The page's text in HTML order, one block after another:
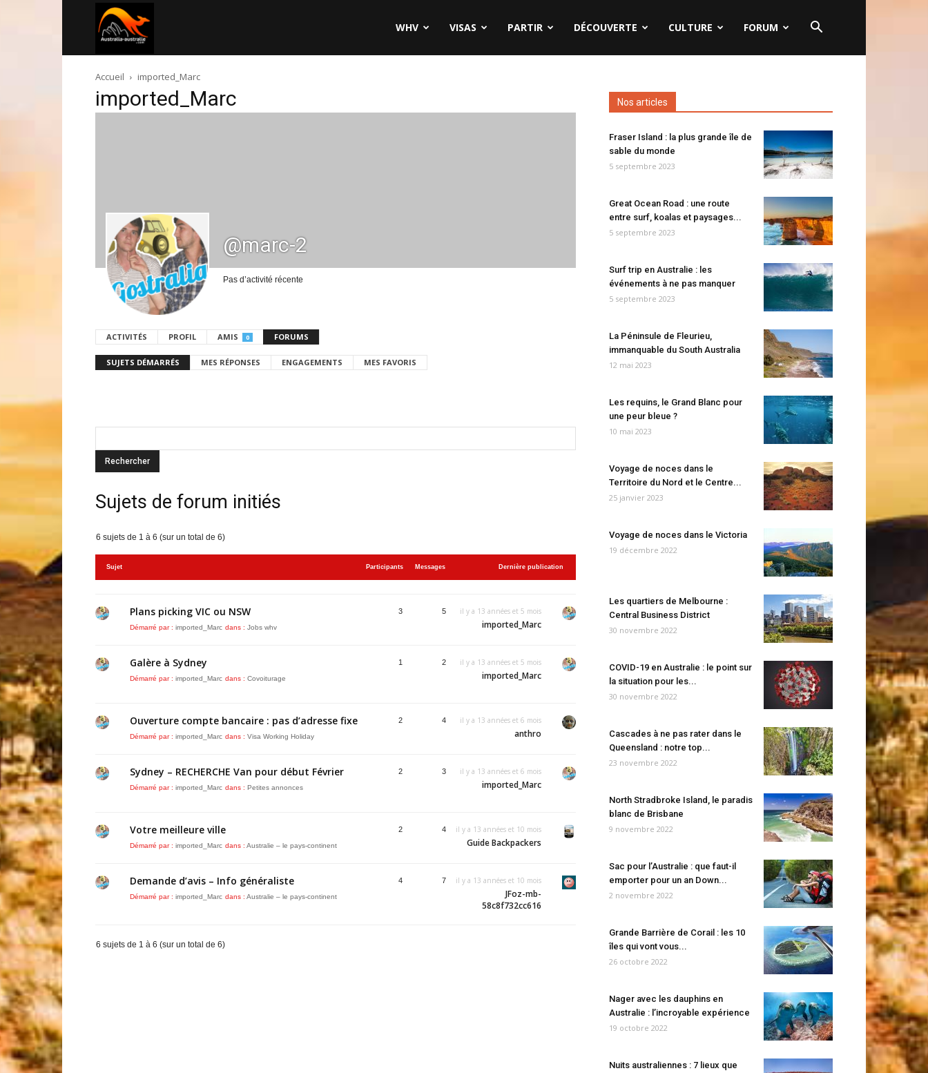
australie.com
WHV VISAS PARTIR DÉCOUVERTE CULTURE FORUM
Accueil imported_Marc
imported_Marc
@marc-2
Pas d’activité récente
ACTIVITÉS PROFIL AMIS 0 FORUMS
SUJETS DÉMARRÉS MES RÉPONSES ENGAGEMENTS MES FAVORIS
Sujets de forum initiés
6 sujets de 1 à 6 (sur un total de 6)
Sujet Participants Messages Dernière publication
Plans picking VIC ou NSW
Démarré par : imported_Marc dans : Jobs whv
3 5 il y a 13 années et 5 mois
imported_Marc
Galère à Sydney
Démarré par : imported_Marc dans : Covoiturage
1 2 il y a 13 années et 5 mois
imported_Marc
Ouverture compte bancaire : pas d’adresse fixe
Démarré par : imported_Marc dans : Visa Working Holiday
2 4 il y a 13 années et 6 mois
anthro
Sydney – RECHERCHE Van pour début Février
Démarré par : imported_Marc dans : Petites annonces
2 3 il y a 13 années et 6 mois
imported_Marc
Votre meilleure ville
Démarré par : imported_Marc dans : Australie – le pays-continent
2 4 il y a 13 années et 10 mois
Guide Backpackers
Demande d’avis – Info généraliste
Démarré par : imported_Marc dans : Australie – le pays-continent
4 7 il y a 13 années et 10 mois
JFoz-mb-
58c8f732cc616
6 sujets de 1 à 6 (sur un total de 6)
Nos articles
Fraser Island : la plus grande île de
sable du monde
5 septembre 2023
Great Ocean Road : une route
entre surf, koalas et paysages...
5 septembre 2023
Surf trip en Australie : les
événements à ne pas manquer
5 septembre 2023
La Péninsule de Fleurieu,
immanquable du South Australia
12 mai 2023
Les requins, le Grand Blanc pour
une peur bleue ?
10 mai 2023
Voyage de noces dans le
Territoire du Nord et le Centre...
25 janvier 2023
Voyage de noces dans le Victoria
19 décembre 2022
Les quartiers de Melbourne :
Central Business District
30 novembre 2022
COVID-19 en Australie : le point sur
la situation pour les...
30 novembre 2022
Cascades à ne pas rater dans le
Queensland : notre top...
23 novembre 2022
North Stradbroke Island, le paradis
blanc de Brisbane
9 novembre 2022
Sac pour l’Australie : que faut-il
emporter pour un an Down...
2 novembre 2022
Grande Barrière de Corail : les 10
îles qui vont vous...
26 octobre 2022
Nager avec les dauphins en
Australie : l’incroyable expérience
19 octobre 2022
Nuits australiennes : 7 lieux que